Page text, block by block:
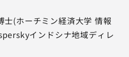
士(ホーチミン経済大学 情報
インドシナ地域ディレ